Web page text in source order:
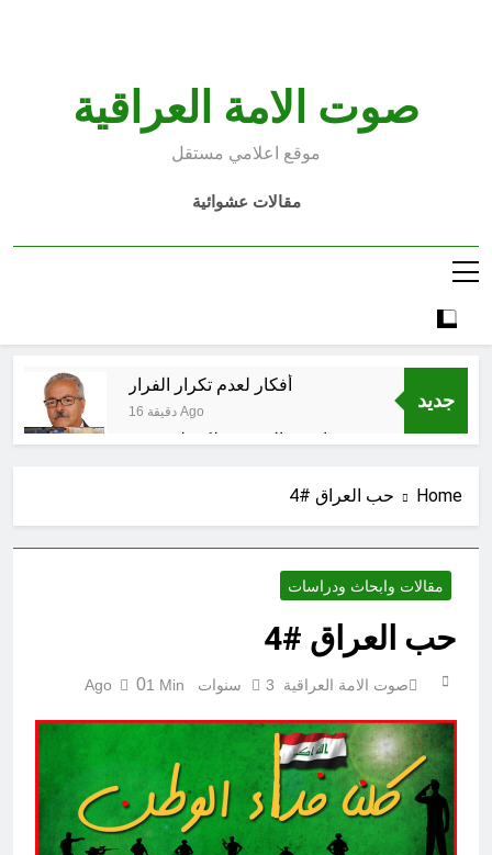
صوت الامة العراقية
موقع اعلامي مستقل
مقالات عشوائية
جديد
أفكار لعدم تكرار الفرار
16 دقيقة Ago
انتهت الحرب… لكن لم ينتهي
إقليم كردستان إلى أين؟ الطريق إلى
سقوط الحكومات… يبدأ من خلف أبوابها
المغلقة
النساء والأطفال الى كربلاء؟ (ح 5)
احياء ليلة الجمعة (نعمة بالكسر والفتح،
نعمة ونعمت، نعمة ونعيم)
الجرح النرجسي وتضخم الذات
التعويضي
12 ساعة Ago
مشروع إنساني .. بدأ بكرتونة أدوية
مجانية وانتهى بـ”صيدليات”خيرية !
12 ساعة Ago
Home حب العراق #4
مقالات وابحاث ودراسات
حب العراق #4
صوت الامة العراقية 3 سنوات Ago 01 Min